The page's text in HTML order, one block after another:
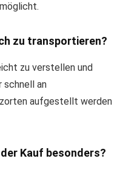
zu transportieren?
zu verstellen und
schnell an
aufgestellt werden
Kauf besonders?